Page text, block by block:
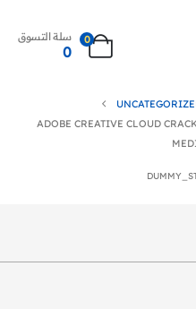
0 سلة التسوق
0
ADOBE CREATIVE CLOUD